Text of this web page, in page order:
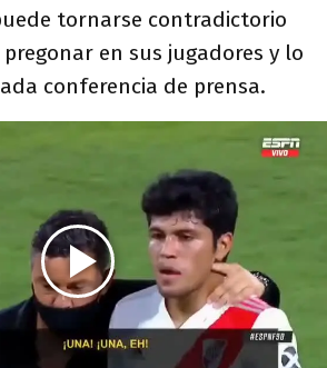
tornarse contradictorio
en sus jugadores y lo
conferencia de prensa.